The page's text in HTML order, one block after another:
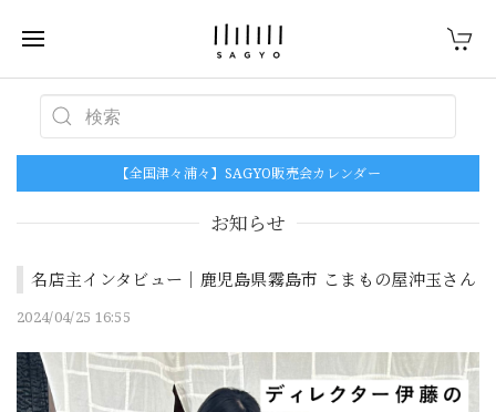
【全国津々浦々】SAGYO販売会カレンダー
お知らせ
名店主インタビュー｜鹿児島県霧島市 こまもの屋沖玉さん
2024/04/25 16:55